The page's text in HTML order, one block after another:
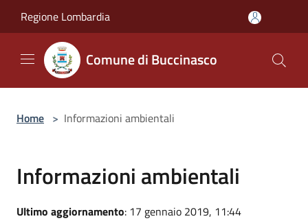
Regione Lombardia
Comune di Buccinasco
Home > Informazioni ambientali
Informazioni ambientali
Ultimo aggiornamento: 17 gennaio 2019, 11:44